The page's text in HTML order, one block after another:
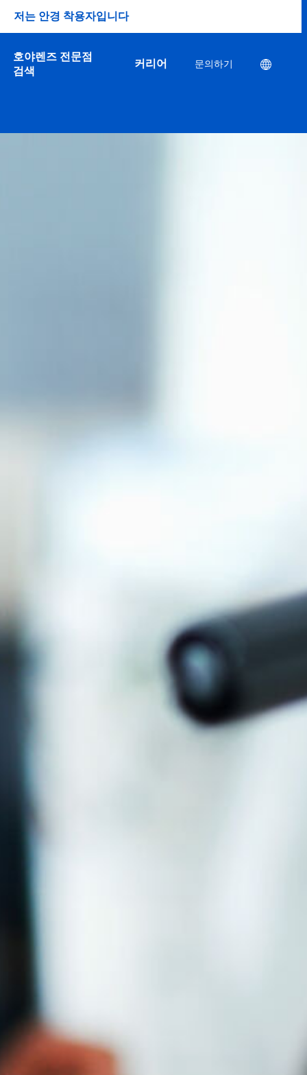
저는 안경 착용자입니다
호야렌즈 전문점
검색
커리어 문의하기 Location